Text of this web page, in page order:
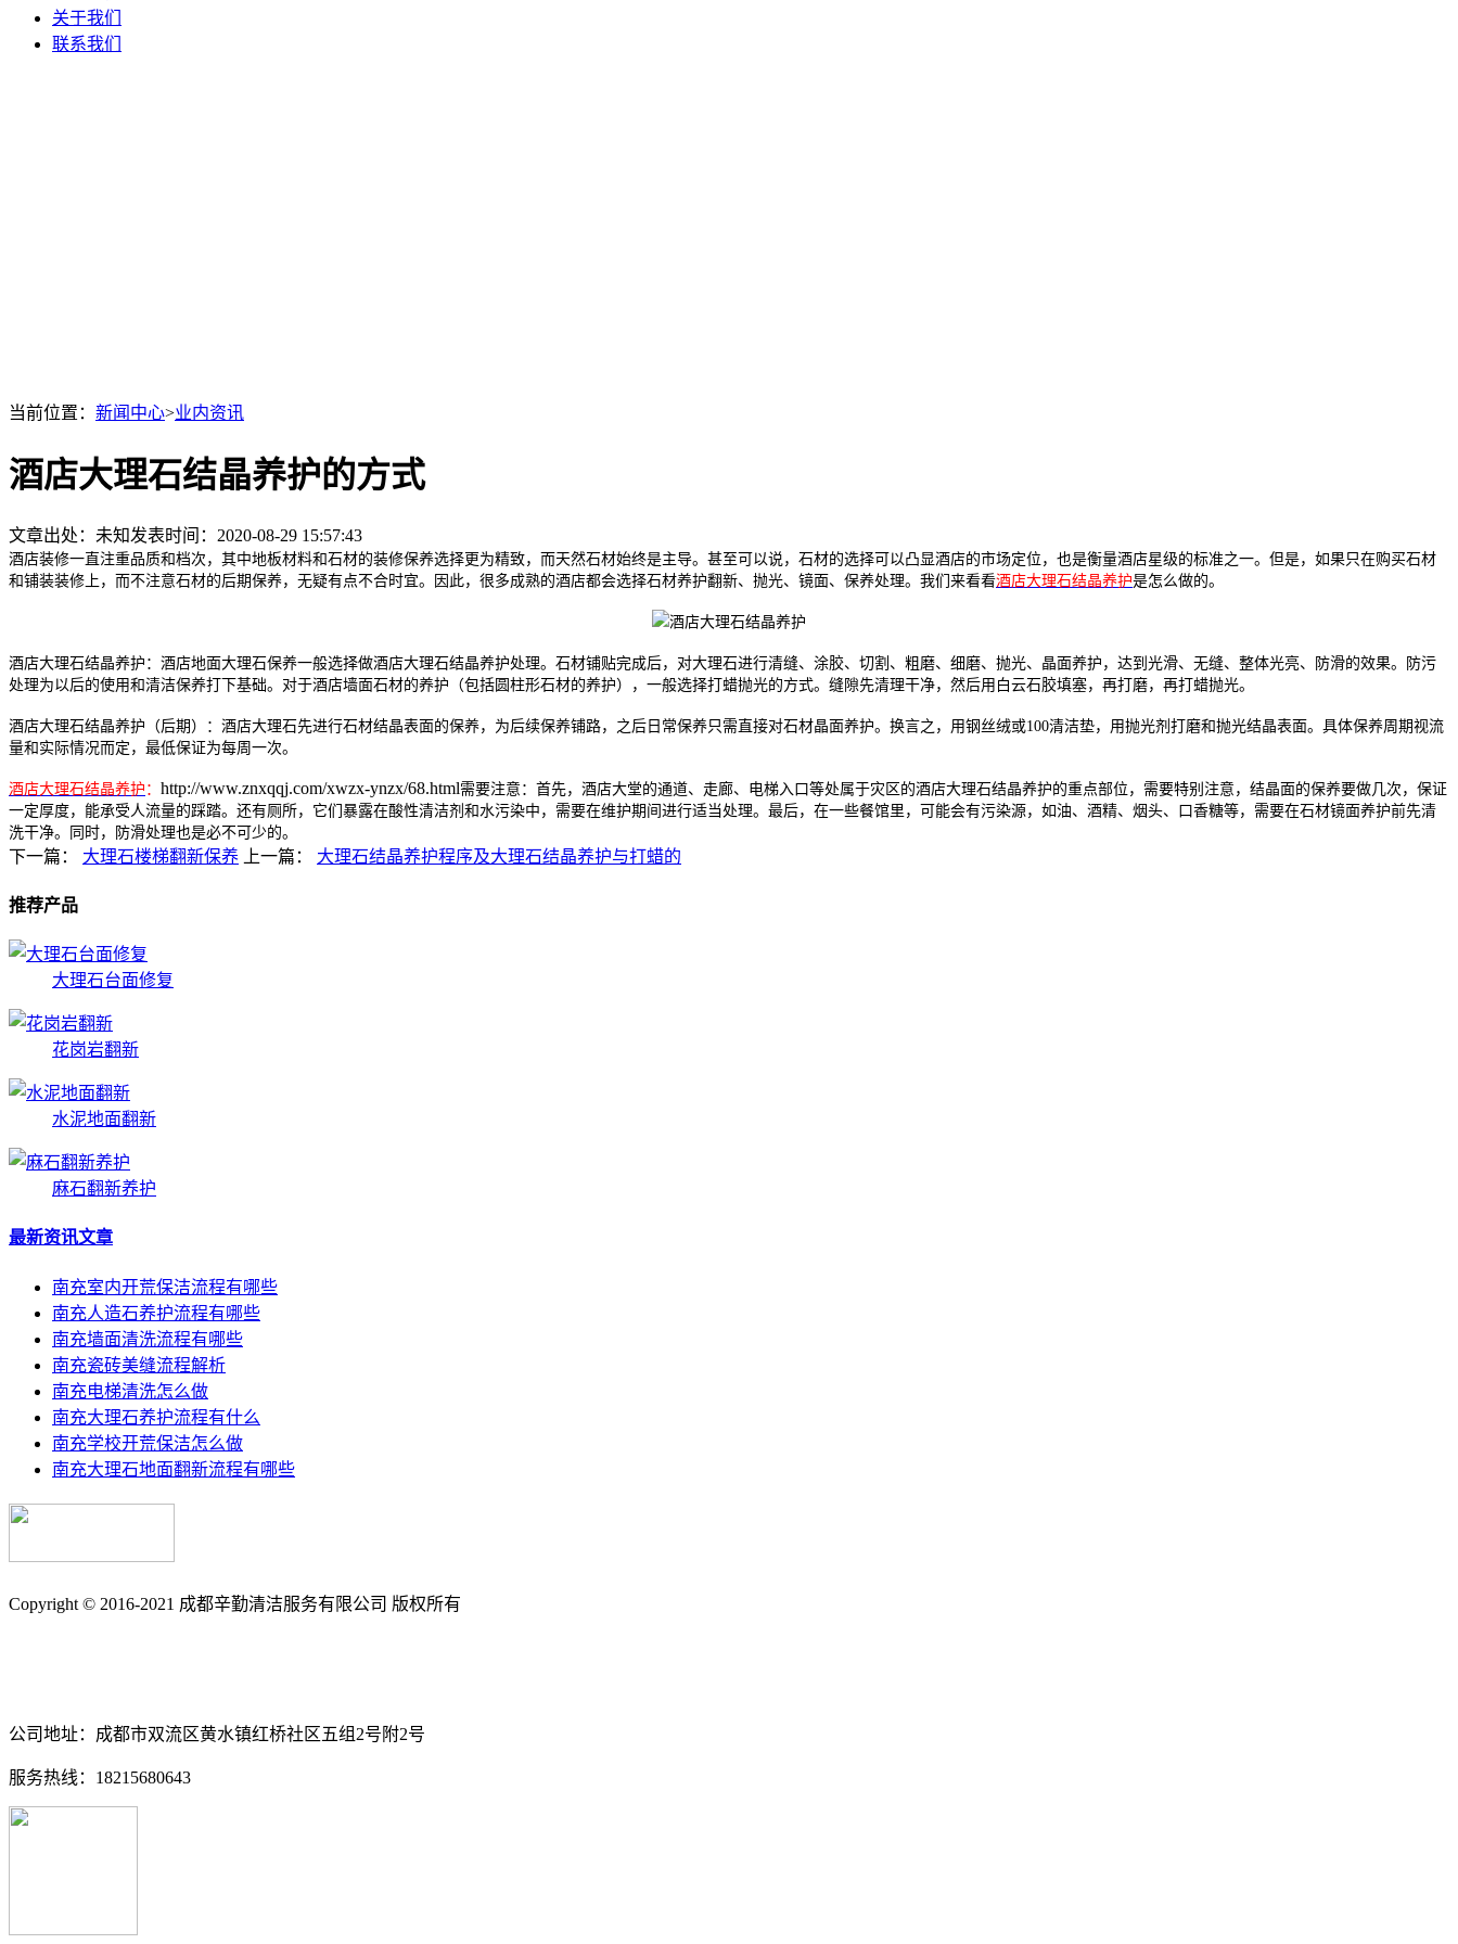
关于我们
联系我们
当前位置： 新闻中心>业内资讯
酒店大理石结晶养护的方式
文章出处：未知发表时间：2020-08-29 15:57:43
酒店装修一直注重品质和档次，其中地板材料和石材的装修保养选择更为精致，而天然石材始终是主导。甚至可以说，石材的选择可以凸显酒店的市场定位，也是衡量酒店星级的标准之一。但是，如果只在购买石材
和铺装装修上，而不注意石材的后期保养，无疑有点不合时宜。因此，很多成熟的酒店都会选择石材养护翻新、抛光、镜面、保养处理。我们来看看酒店大理石结晶养护是怎么做的。
酒店大理石结晶养护：酒店地面大理石保养一般选择做酒店大理石结晶养护处理。石材铺贴完成后，对大理石进行清缝、涂胶、切割、粗磨、细磨、抛光、晶面养护，达到光滑、无缝、整体光亮、防滑的效果。防污
处理为以后的使用和清洁保养打下基础。对于酒店墙面石材的养护（包括圆柱形石材的养护），一般选择打蜡抛光的方式。缝隙先清理干净，然后用白云石胶填塞，再打磨，再打蜡抛光。
酒店大理石结晶养护（后期）：酒店大理石先进行石材结晶表面的保养，为后续保养铺路，之后日常保养只需直接对石材晶面养护。换言之，用钢丝绒或100清洁垫，用抛光剂打磨和抛光结晶表面。具体保养周期视流
量和实际情况而定，最低保证为每周一次。
酒店大理石结晶养护 ： http://www.znxqqj.com/xwzx-ynzx/68.html需要注意：首先，酒店大堂的通道、走廊、电梯入口等处属于灾区的酒店大理石结晶养护的重点部位，需要特别注意，结晶面的保养要做几次，保证
一定厚度，能承受人流量的踩踏。还有厕所，它们暴露在酸性清洁剂和水污染中，需要在维护期间进行适当处理。最后，在一些餐馆里，可能会有污染源，如油、酒精、烟头、口香糖等，需要在石材镜面养护前先清
洗干净。同时，防滑处理也是必不可少的。
下一篇： 大理石楼梯翻新保养 上一篇： 大理石结晶养护程序及大理石结晶养护与打蜡的
推荐产品
大理石台面修复
花岗岩翻新
水泥地面翻新
麻石翻新养护
最新资讯文章
南充室内开荒保洁流程有哪些
南充人造石养护流程有哪些
南充墙面清洗流程有哪些
南充瓷砖美缝流程解析
南充电梯清洗怎么做
南充大理石养护流程有什么
南充学校开荒保洁怎么做
南充大理石地面翻新流程有哪些
Copyright © 2016-2021 成都辛勤清洁服务有限公司 版权所有
公司地址：成都市双流区黄水镇红桥社区五组2号附2号
服务热线：18215680643